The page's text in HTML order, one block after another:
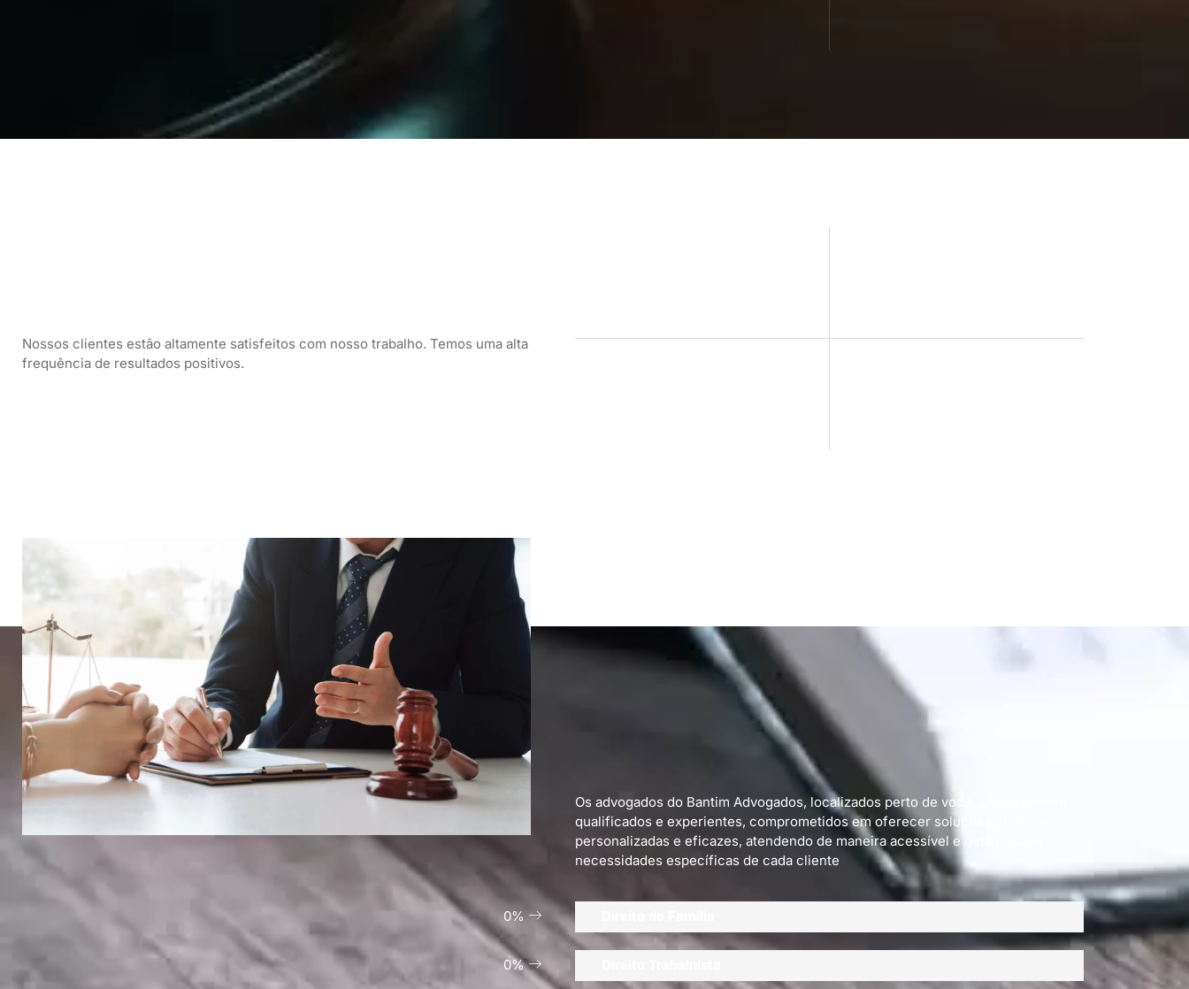
Nossos clientes estão altamente satisfeitos com nosso trabalho. Temos uma alta
frequência de resultados positivos.
Os advogados do Bantim Advogados, localizados perto de você, são altamente
qualificados e experientes, comprometidos em oferecer soluções jurídicas
personalizadas e eficazes, atendendo de maneira acessível e detalhada as
necessidades específicas de cada cliente
0%
0%